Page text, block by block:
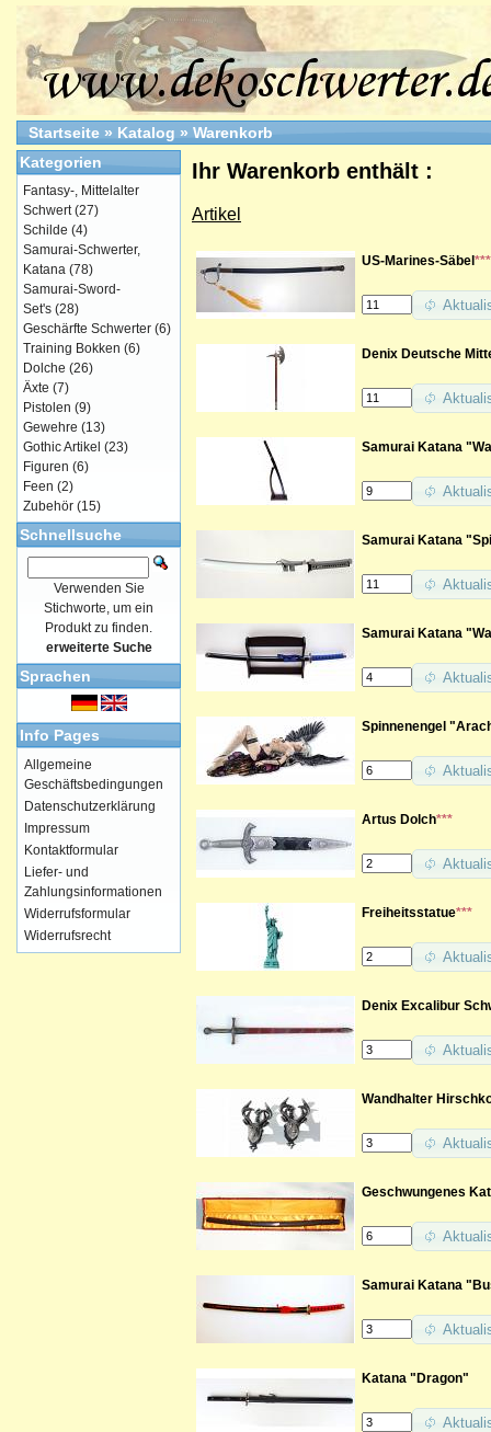
Startseite » Katalog » Warenkorb
Ihr Warenkorb enthält :
Artikel
US-Marines-Säbel***
Denix Deutsche
Samurai Katana
Samurai Katana
Samurai Katana
Spinnenengel
Artus Dolch***
Freiheitsstatue***
Denix Excalibur
Wandhalter
Geschwungenes
Samurai Katana
Katana "Dragon"
Kategorien
Fantasy-, Mittelalter
Schwert(27)
Schilde (4)
Samurai-Schwerter,
Katana (78)
Samurai-Sword-
Set's (28)
Geschärfte Schwerter (6)
Training Bokken (6)
Dolche (26)
Äxte (7)
Pistolen (9)
Gewehre (13)
Gothic Artikel (23)
Figuren (6)
Feen (2)
Zubehör (15)
Schnellsuche
Verwenden Sie
Stichworte, um ein
Produkt zu finden.
erweiterte Suche
Sprachen
Info Pages
Allgemeine
Geschäftsbedingungen
Datenschutzerklärung
Impressum
Kontaktformular
Liefer- und
Zahlungsinformationen
Widerrufsformular
Widerrufsrecht